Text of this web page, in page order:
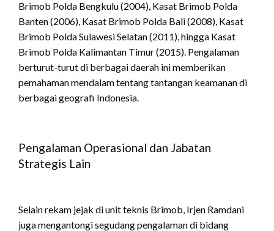
Brimob Polda Bengkulu (2004), Kasat Brimob Polda
Banten (2006), Kasat Brimob Polda Bali (2008), Kasat
Brimob Polda Sulawesi Selatan (2011), hingga Kasat
Brimob Polda Kalimantan Timur (2015). Pengalaman
berturut-turut di berbagai daerah ini memberikan
pemahaman mendalam tentang tantangan keamanan di
berbagai geografi Indonesia.
Pengalaman Operasional dan Jabatan
Strategis Lain
Selain rekam jejak di unit teknis Brimob, Irjen Ramdani
juga mengantongi segudang pengalaman di bidang